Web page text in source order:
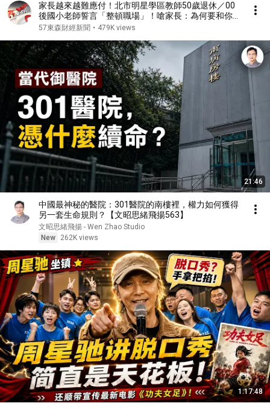
家長越來越難應付！北市明星學區教師50歲退休／00
後國小老師誓言「整頓職場」！嗆家長：為何要和你報
告
57東森財經新聞 • 479K views
21:46
中國最神秘的醫院：301醫院的南樓裡，權力如何獲得
另一套生命規則？【文昭思緒飛揚563】
文昭思緒飛揚 - Wen Zhao Studio
New
262K views
1:17:48